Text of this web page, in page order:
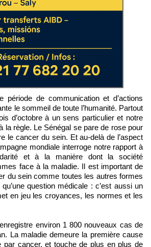
le sommeil de toute l’humanité. Partout
d’octobre à un sens particulier et notre
la règle. Le Sénégal se pare de rose pour
le cancer du sein. Et au-delà de l’aspect
mondiale interroge notre rapport à
et à la manière dont la société
face à la maladie. Il est important de
du sein comme toutes les autres formes
question médicale : c’est aussi un
en jeu les croyances, les normes et les
environ 1 800 nouveaux cas de
La maladie demeure la première cause
par cancer, et touche de plus en plus de